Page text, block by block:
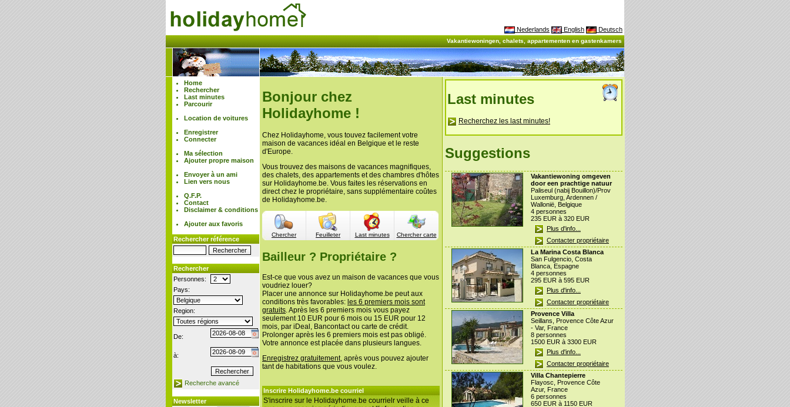
Nederlands English Deutsch
Vakantiewoningen, chalets, appartementen en gastenkamers
Home
Rechercher
Last minutes
Parcourir
Location de voitures
Enregistrer
Connecter
Ma sélection
Ajouter propre maison
Envoyer à un ami
Lien vers nous
Q.F.P.
Contact
Disclaimer & conditions
Ajouter aux favoris
Rechercher référence
Rechercher
Personnes:
Pays:
Region:
De:
à:
Recherche avancé
Newsletter
Bonjour chez
Holidayhome !
Chez Holidayhome, vous touvez facilement votre
maison de vacances idéal en Belgique et le reste
d'Europe.
Vous trouvez des maisons de vacances magnifiques,
des chalets, des appartements et des chambres d'hôtes
sur Holidayhome.be. Vous faites les réservations en
direct chez le propriétaire, sans supplémentaire coûtes
de Holidayhome.be.
Chercher Feuilleter Last minutes Chercher carte
Bailleur ? Propriétaire ?
Est-ce que vous avez un maison de vacances que vous
voudriez louer?
Placer une annonce sur Holidayhome.be peut aux
conditions très favorables: les 6 premiers mois sont
gratuits. Après les 6 premiers mois vous payez
seulement 10 EUR pour 6 mois ou 15 EUR pour 12
mois, par iDeal, Bancontact ou carte de crédit.
Prolonger après les 6 premiers mois est pas obligé.
Votre annonce est placée dans plusieurs langues.
Enregistrez gratuitement, après vous pouvez ajouter
tant de habitations que vous voulez.
Inscrire Holidayhome.be courriel
S'inscrire sur le Holidayhome.be courrielr veille à ce
Last minutes
Recherchez les last minutes!
Suggestions
Vakantiewoning omgeven
door een prachtige natuur
Paliseul (nabij Bouillon)/Prov
Luxemburg, Ardennen /
Wallonië, Belgique
4 personnes
235 EUR à 320 EUR
Plus d'info...
Contacter propriétaire
La Marina Costa Blanca
San Fulgencio, Costa
Blanca, Espagne
4 personnes
295 EUR à 595 EUR
Plus d'info...
Contacter propriétaire
Provence Villa
Seillans, Provence Côte Azur
- Var, France
8 personnes
1500 EUR à 3300 EUR
Plus d'info...
Contacter propriétaire
Villa Chantepierre
Flayosc, Provence Côte
Azur, France
6 personnes
650 EUR à 1150 EUR